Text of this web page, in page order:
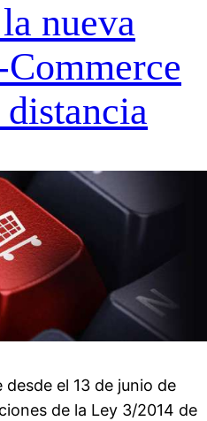
nueva
el 13 de junio de
de la Ley 3/2014 de